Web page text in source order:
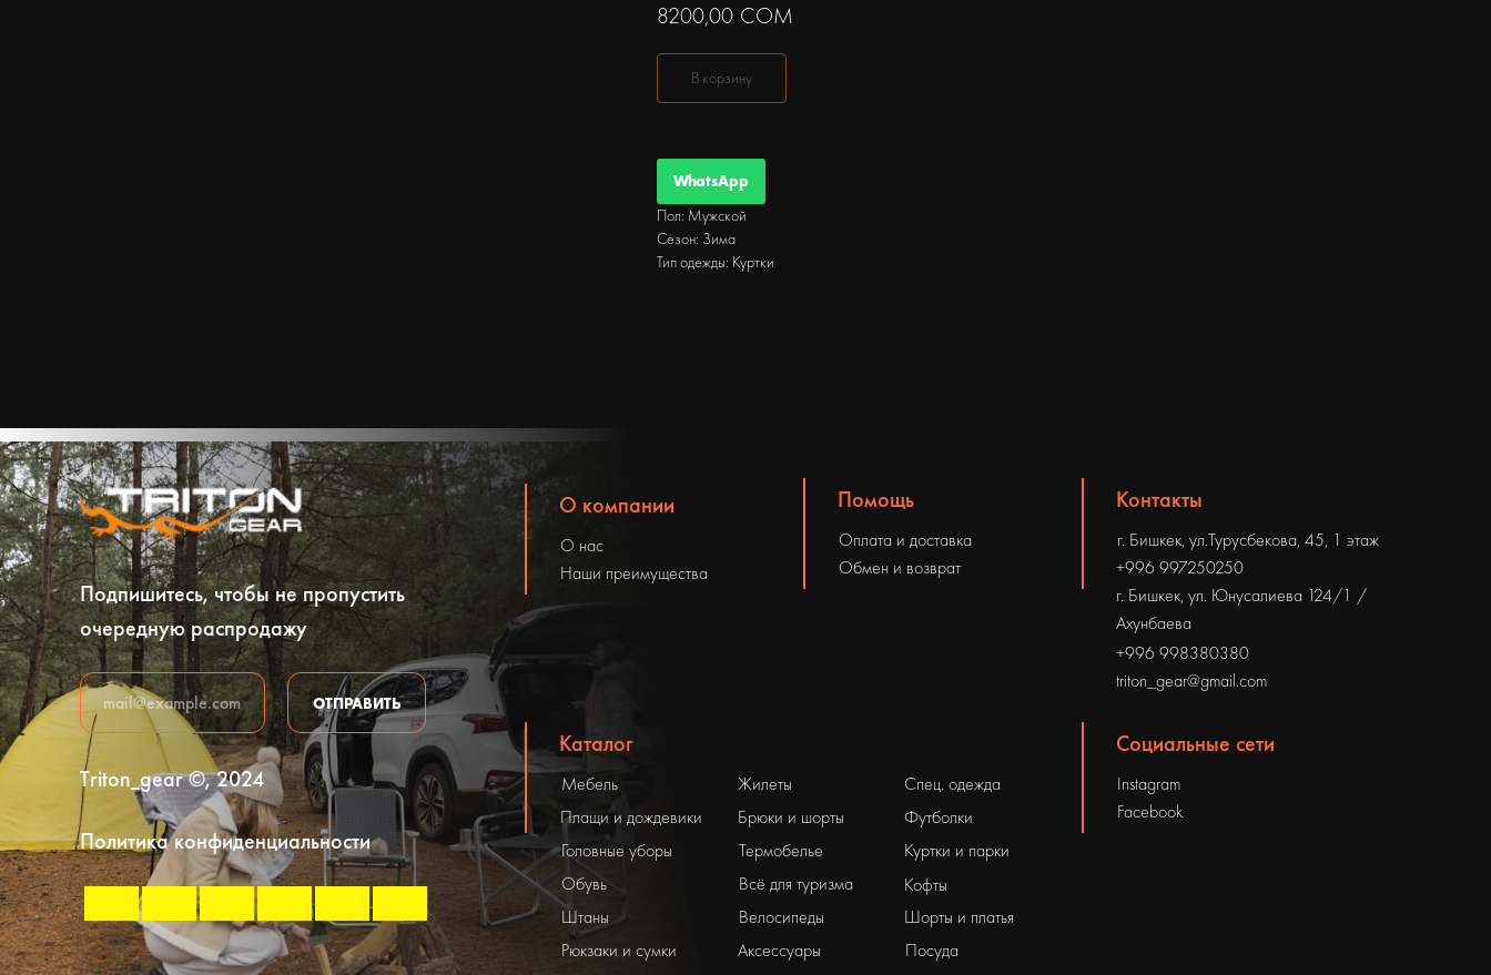
8200,00 СОМ
В корзину
WhatsApp
Пол: Мужской
Сезон: Зима
Тип одежды: Куртки
Подпишитесь, чтобы не пропустить
очередную распродажу
Triton_gear ©, 2024
Политика конфиденциальности
ОТПРАВИТЬ
О компании
О нас
Наши преимущества
Помощь
Оплата и доставка
Обмен и возврат
Контакты
г. Бишкек, ул.Турусбекова, 45, 1 этаж
г. Бишкек, ул. Юнусалиева 124/1 /
Ахунбаева
+996 998380380
triton_gear@gmail.com
+996 997250250
Жилеты
Каталог
Плащи и дождевики
Головные уборы
Обувь
Штаны
Рюкзаки и сумки
Мебель
Брюки и шорты
Термобелье
Всё для туризма
Велосипеды
Аксессуары
Спец. одежда
Футболки
Куртки и парки
Кофты
Шорты и платья
Посуда
Социальные сети
Instagram
Facebook